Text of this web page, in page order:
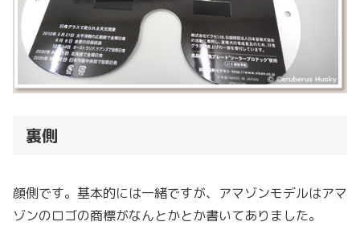
裏側
顔側です。基本的には一緒ですが、アマゾンモデルはアマ
ゾンのロゴの商標がなんとかとか書いてありました。